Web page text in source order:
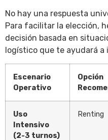
No hay una respuesta
Para facilitar la elección,
decisión basada en
logístico que te ayudará
Escenario
Operativo
Opción
Uso
Intensivo
(2-3 turnos)
Renting